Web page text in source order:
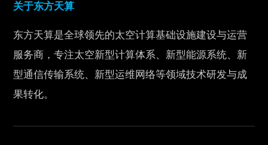
关于东方天算
东方天算是全球领先的太空计算基础设施建设与运营
服务商，专注太空新型计算体系、新型能源系统、新
型通信传输系统、新型运维网络等领域技术研发与成
果转化。